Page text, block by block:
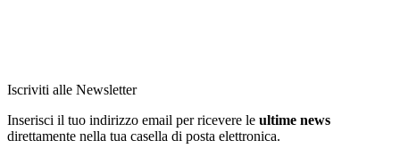
Iscriviti alle Newsletter
Inserisci il tuo indirizzo email per ricevere le ultime news
direttamente nella tua casella di posta elettronica.